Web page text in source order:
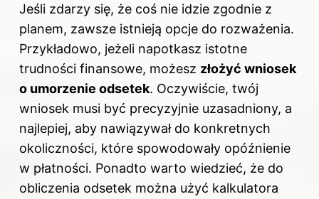
Jeśli zdarzy się, że coś nie idzie zgodnie z
planem, zawsze istnieją opcje do rozważenia.
Przykładowo, jeżeli napotkasz istotne
trudności finansowe, możesz złożyć wniosek
o umorzenie odsetek. Oczywiście, twój
wniosek musi być precyzyjnie uzasadniony, a
najlepiej, aby nawiązywał do konkretnych
okoliczności, które spowodowały opóźnienie
w płatności. Ponadto warto wiedzieć, że do
obliczenia odsetek można użyć kalkulatora